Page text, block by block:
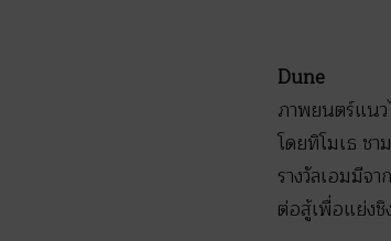
Dune
ภาพยนตร์แนว
โดยทิโมเธ ชา
รางวัลเอมมีจ
ต่อสู้เพื่อแย่งชิ